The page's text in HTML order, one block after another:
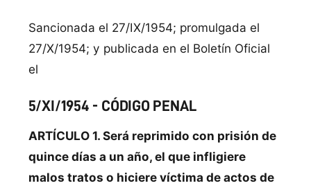
Sancionada el 27/IX/1954; promulgada el
27/X/1954; y publicada en el Boletín Oficial
el
5/XI/1954 - CÓDIGO PENAL
ARTÍCULO 1. Será reprimido con prisión de
quince días a un año, el que infligiere
malos tratos o hiciere víctima de actos de